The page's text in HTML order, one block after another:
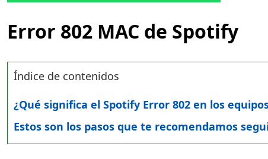
Error 802 MAC de Spotify
Índice de contenidos
¿Qué significa el Spotify Error 802 en los
Estos son los pasos que te recomendamos